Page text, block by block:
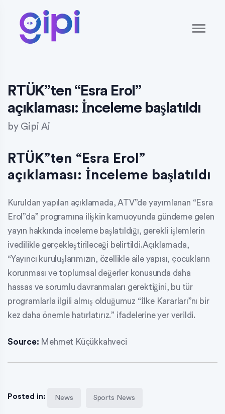
RTÜK”ten “Esra Erol”
açıklaması: İnceleme başlatıldı
by Gipi Ai
RTÜK”ten “Esra Erol”
açıklaması: İnceleme başlatıldı
Kuruldan yapılan açıklamada, ATV”de yayımlanan “Esra
Erol”da” programına ilişkin kamuoyunda gündeme gelen
yayın hakkında inceleme başlatıldığı, gerekli işlemlerin
ivedilikle gerçekleştirileceği belirtildi.Açıklamada,
“Yayıncı kuruluşlarımızın, özellikle aile yapısı, çocukların
korunması ve toplumsal değerler konusunda daha
hassas ve sorumlu davranmaları gerektiğini, bu tür
programlarla ilgili almış olduğumuz “İlke Kararları”nı bir
kez daha önemle hatırlatırız.” ifadelerine yer verildi.
Source: Mehmet Küçükkahveci
Posted in: News Sports News